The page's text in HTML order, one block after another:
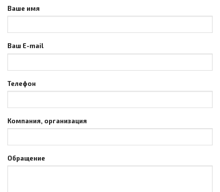
Ваше имя
Ваш E-mail
Телефон
Компания, организация
Обращение